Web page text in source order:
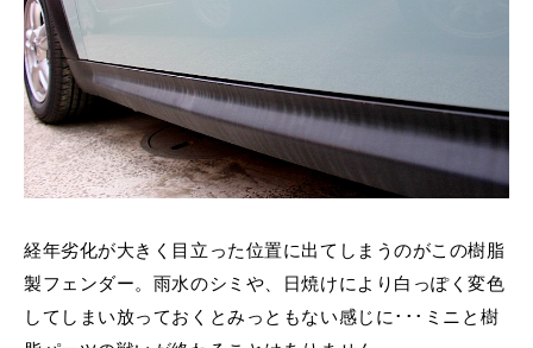
経年劣化が大きく目立った位置に出てしまうのがこの樹脂
製フェンダー。雨水のシミや、日焼けにより白っぽく変色
してしまい放っておくとみっともない感じに･･･ミニと樹